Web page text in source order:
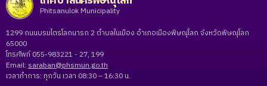
Phitsanulok Municipality
1299 ถนนบรมไตรโลกนารถ 2 ตำบลในเมือง อำเภอเมืองพิษณุโลก จังหวัดพิษณุโลก
65000
โทรศัพท์ 055-983221 - 27, 199
Email: saraban@phsmun.go.th
เวลาทำการ: ทุกวัน เวลา 08:30 – 16:30 น.